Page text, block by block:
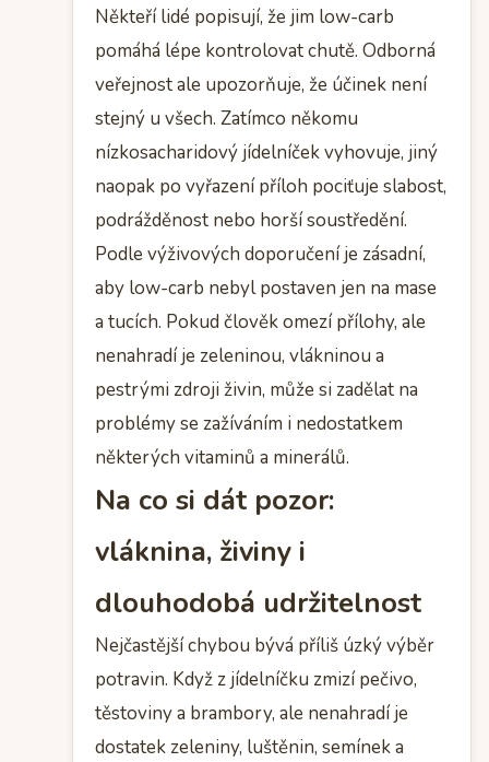
Někteří lidé popisují, že jim low-carb
pomáhá lépe kontrolovat chutě. Odborná
veřejnost ale upozorňuje, že účinek není
stejný u všech. Zatímco někomu
nízkosacharidový jídelníček vyhovuje, jiný
naopak po vyřazení příloh pociťuje slabost,
podrážděnost nebo horší soustředění.
Podle výživových doporučení je zásadní,
aby low-carb nebyl postaven jen na mase
a tucích. Pokud člověk omezí přílohy, ale
nenahradí je zeleninou, vlákninou a
pestrými zdroji živin, může si zadělat na
problémy se zažíváním i nedostatkem
některých vitaminů a minerálů.
Na co si dát pozor:
vláknina, živiny i
dlouhodobá udržitelnost
Nejčastější chybou bývá příliš úzký výběr
potravin. Když z jídelníčku zmizí pečivo,
těstoviny a brambory, ale nenahradí je
dostatek zeleniny, luštěnin, semínek a